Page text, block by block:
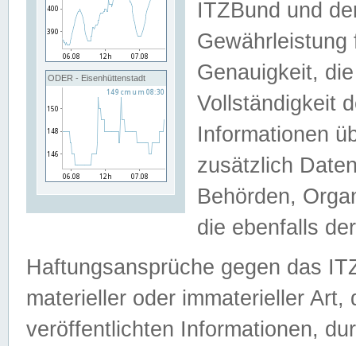
ODER - Eisenhüttenstadt
ITZBund und
Genauigkeit,
Vollständigkeit
Informationen
zusätzlich
Behörden,
die ebenfalls
Haftungsansprüche gegen das
materieller oder immaterieller
veröffentlichten Informationen,